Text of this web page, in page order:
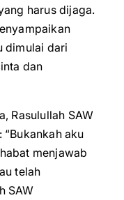
harus dijaga.
dimulai dari
dan
Rasulullah SAW
aku
menjawab
telah
SAW